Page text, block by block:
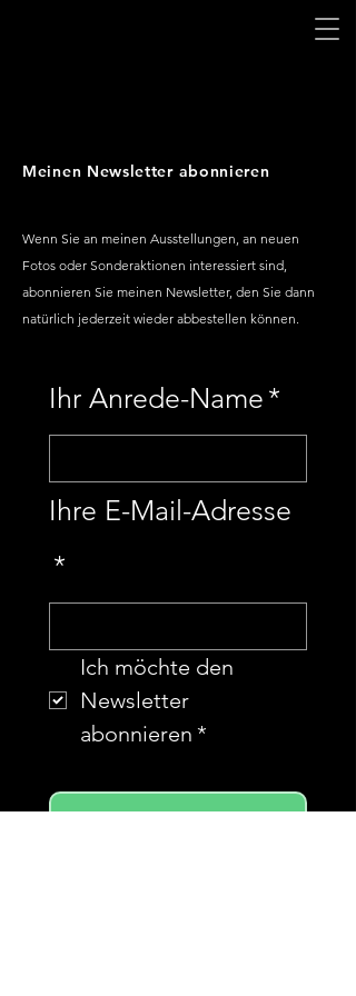
Meinen Newsletter abonnieren
Wenn Sie an meinen Ausstellungen, an neuen
Fotos oder Sonderaktionen interessiert sind,
abonnieren Sie meinen Newsletter, den Sie dann
natürlich jederzeit wieder abbestellen können.
Ihr Anrede-Name *
Ihre E-Mail-Adresse
*
Ich möchte den
Newsletter
abonnieren *
Abonnieren